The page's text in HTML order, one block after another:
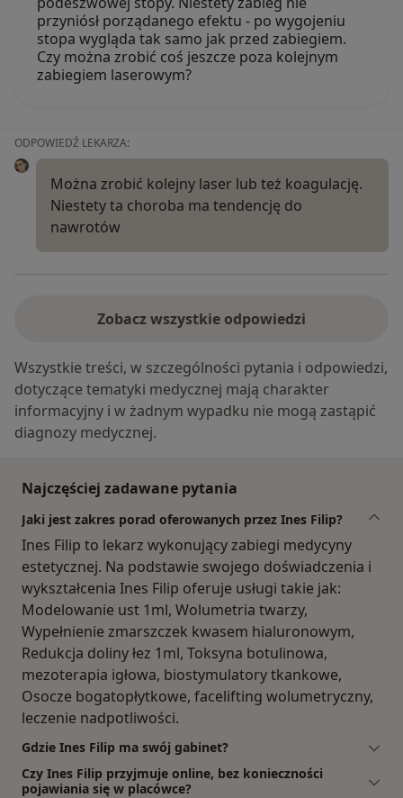
przyniósł porządanego efektu - po wygojeniu
stopa wygląda tak samo jak przed zabiegiem.
Czy można zrobić coś jeszcze poza kolejnym
zabiegiem laserowym?
ODPOWIEDŹ LEKARZA:
Można zrobić kolejny laser lub też koagulację.
Niestety ta choroba ma tendencję do
nawrotów
Zobacz wszystkie odpowiedzi
Wszystkie treści, w szczególności pytania i odpowiedzi,
dotyczące tematyki medycznej mają charakter
informacyjny i w żadnym wypadku nie mogą zastąpić
diagnozy medycznej.
Najczęściej zadawane pytania
Jaki jest zakres porad oferowanych przez Ines Filip?
Ines Filip to lekarz wykonujący zabiegi medycyny
estetycznej. Na podstawie swojego doświadczenia i
wykształcenia Ines Filip oferuje usługi takie jak:
Modelowanie ust 1ml, Wolumetria twarzy,
Wypełnienie zmarszczek kwasem hialuronowym,
Redukcja doliny łez 1ml, Toksyna botulinowa,
mezoterapia igłowa, biostymulatory tkankowe,
Osocze bogatopłytkowe, facelifting wolumetryczny,
leczenie nadpotliwości.
Gdzie Ines Filip ma swój gabinet?
Czy Ines Filip przyjmuje online, bez konieczności
pojawiania się w placówce?